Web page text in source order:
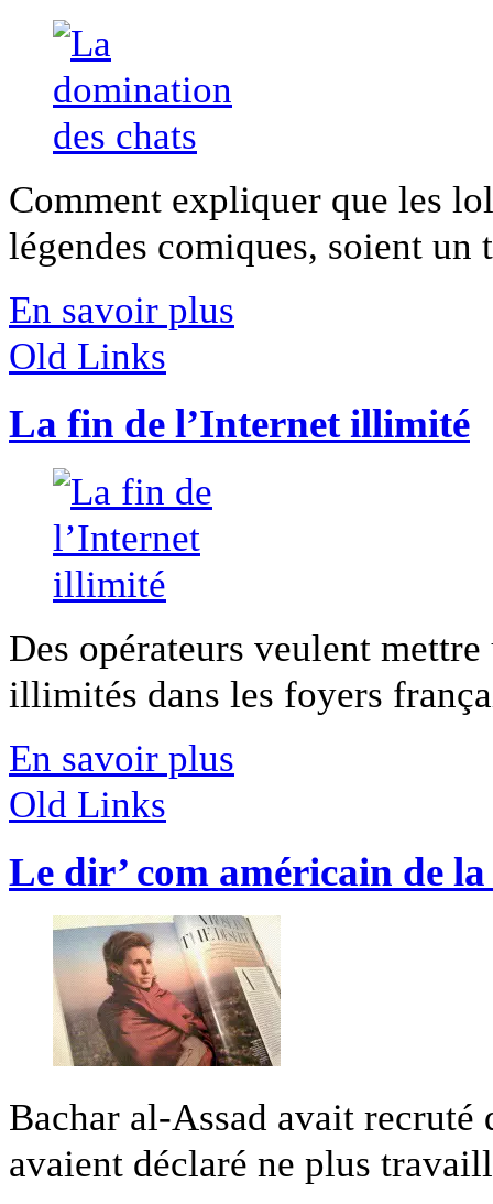
Comment expliquer que les
légendes comiques, soient un
En savoir plus
Old Links
La fin de l’Internet illimité
Des opérateurs veulent
illimités dans les foyers
En savoir plus
Old Links
Le dir’ com américain de
Bachar al-Assad avait recruté
avaient déclaré ne plus